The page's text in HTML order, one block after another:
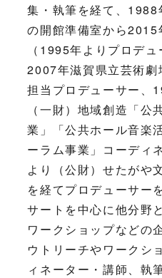
集・執筆を経て、1988
の開館準備室から2015
（1995年よりプロデ
2007年滋賀県立芸術劇
担当プロデューサー、
（一財）地域創造「公
業」「公共ホール音楽
ーラム事業」コーディ
より（公財）せたがや
を経てプロデューサー
サートを中心に他分野
ワークショップなどの
ウトリーチやワークシ
ィネーター・講師、執